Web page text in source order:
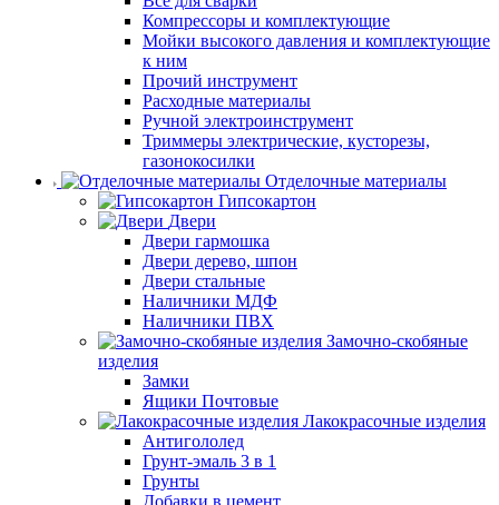
Компрессоры и комплектующие
Мойки высокого давления и комплектующие
к ним
Прочий инструмент
Расходные материалы
Ручной электроинструмент
Триммеры электрические, кусторезы,
газонокосилки
Отделочные материалы
Гипсокартон
Двери
Двери гармошка
Двери дерево, шпон
Двери стальные
Наличники МДФ
Наличники ПВХ
Замочно-скобяные
изделия
Замки
Ящики Почтовые
Лакокрасочные изделия
Антигололед
Грунт-эмаль 3 в 1
Грунты
Добавки в цемент